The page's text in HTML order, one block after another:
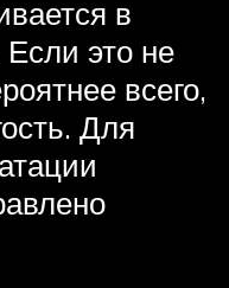
в
это не
всего,
Для